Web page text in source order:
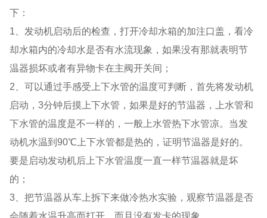
下：
1、发动机启动后的检查，打开冷却水箱的加注口盖，看冷
却水箱内的冷却水是否有水流现象，如果没有那就表明节
温器损坏或者有异物卡在主阀开关间；
2、可以通过手感受上下水管的温度可判断，首先将发动机
启动，3分钟后摸上下水管，如果是好的节温器，上水管和
下水管的温度是不一样的，一般上水管热下水管凉。当发
动机水温到90℃上下水管都是热的，证明节温器是好的。
要是启动发动机后上下水管温度一直一样节温器就是坏
的；
3、把节温器从车上拆下来做冷热水实验，观察节温器是否
会随着水温升高而打开，而且没有发卡的现象。